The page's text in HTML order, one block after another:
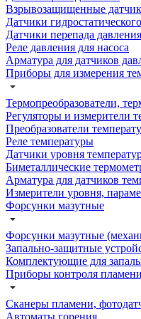
Взрывозащищенные
Датчики
Датчики перепада давления
Реле давления для насоса
Арматура для датчиков
Приборы для измерения
Термопреобразователи,
Регуляторы и измерители
Преобразователи
Реле температуры
Датчики уровня
Биметаллические
Арматура для датчиков
Измерители уровня,
Форсунки мазутные
Форсунки мазутные
Запально-защитные
Комплектующие для
Приборы контроля
Сканеры пламени,
Автоматы горения